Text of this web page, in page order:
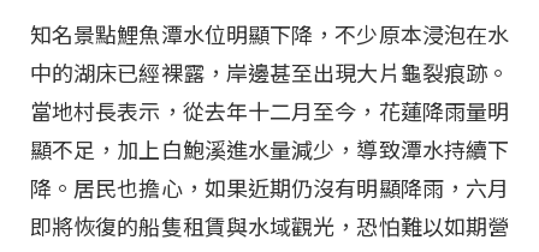
知名景點鯉魚潭水位明顯下降，不少原本浸泡在水
中的湖床已經裸露，岸邊甚至出現大片龜裂痕跡。
當地村長表示，從去年十二月至今，花蓮降雨量明
顯不足，加上白鮑溪進水量減少，導致潭水持續下
降。居民也擔心，如果近期仍沒有明顯降雨，六月
即將恢復的船隻租賃與水域觀光，恐怕難以如期營